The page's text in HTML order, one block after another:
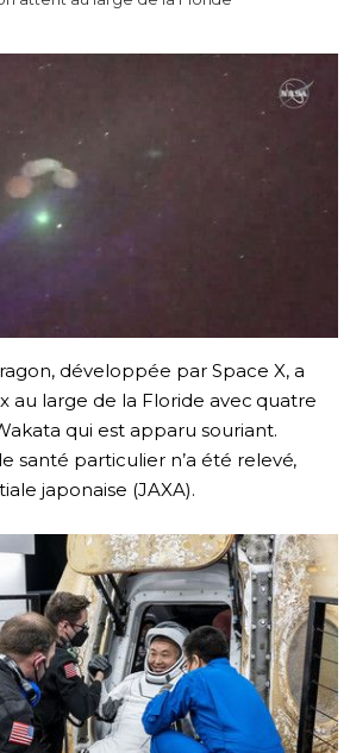
développée par Space X, a
au large de la Floride avec quatre
qui est apparu souriant.
santé particulier n’a été relevé,
japonaise (JAXA).